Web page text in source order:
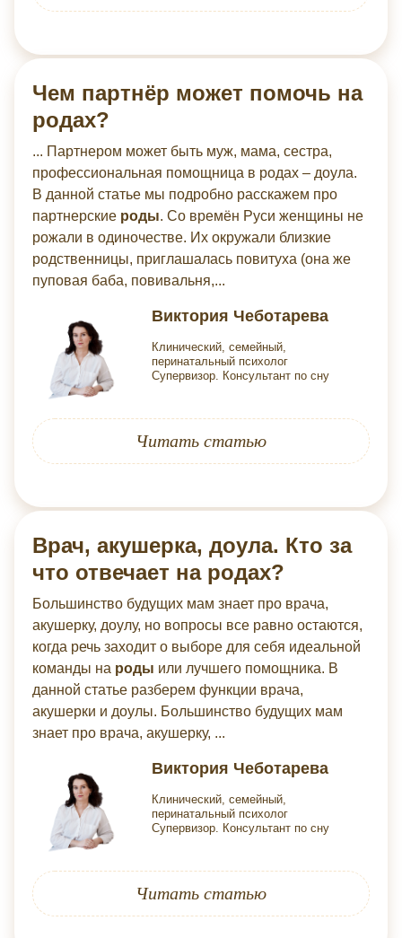
Виктория Чеботарева
Клинический, семейный,
перинатальный психолог
Супервизор. Консультант по сну
Читать статью
Чем партнёр может помочь на
родах?
... Партнером может быть муж, мама, сестра,
профессиональная помощница в родах – доула.
В данной статье мы подробно расскажем про
партнерские роды. Со времён Руси женщины не
рожали в одиночестве. Их окружали близкие
родственницы, приглашалась повитуха (она же
пуповая баба, повивальня,...
Виктория Чеботарева
Клинический, семейный,
перинатальный психолог
Супервизор. Консультант по сну
Читать статью
Врач, акушерка, доула. Кто за
что отвечает на родах?
Большинство будущих мам знает про врача,
акушерку, доулу, но вопросы все равно остаются,
когда речь заходит о выборе для себя идеальной
команды на роды или лучшего помощника. В
данной статье разберем функции врача,
акушерки и доулы. Большинство будущих мам
знает про врача, акушерку, ...